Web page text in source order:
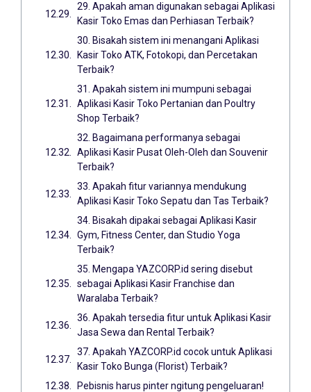
29. Apakah aman digunakan sebagai Aplikasi
Kasir Toko Emas dan Perhiasan Terbaik?
30. Bisakah sistem ini menangani Aplikasi
Kasir Toko ATK, Fotokopi, dan Percetakan
Terbaik?
31. Apakah sistem ini mumpuni sebagai
Aplikasi Kasir Toko Pertanian dan Poultry
Shop Terbaik?
32. Bagaimana performanya sebagai
Aplikasi Kasir Pusat Oleh-Oleh dan Souvenir
Terbaik?
33. Apakah fitur variannya mendukung
Aplikasi Kasir Toko Sepatu dan Tas Terbaik?
34. Bisakah dipakai sebagai Aplikasi Kasir
Gym, Fitness Center, dan Studio Yoga
Terbaik?
35. Mengapa YAZCORP.id sering disebut
sebagai Aplikasi Kasir Franchise dan
Waralaba Terbaik?
36. Apakah tersedia fitur untuk Aplikasi Kasir
Jasa Sewa dan Rental Terbaik?
37. Apakah YAZCORP.id cocok untuk Aplikasi
Kasir Toko Bunga (Florist) Terbaik?
Pebisnis harus pinter ngitung pengeluaran!